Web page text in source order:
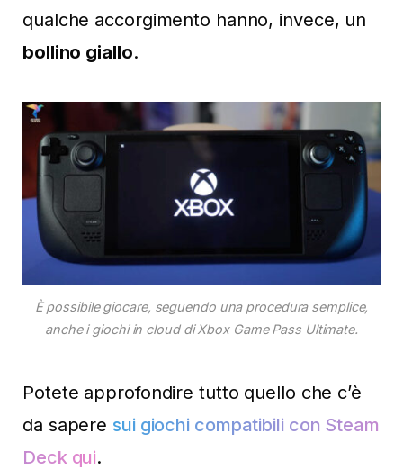
qualche accorgimento hanno, invece, un
bollino giallo.
È possibile giocare, seguendo una procedura semplice,
anche i giochi in cloud di Xbox Game Pass Ultimate.
Potete approfondire tutto quello che c’è
da saperesui giochi compatibili con Steam
Deck qui.